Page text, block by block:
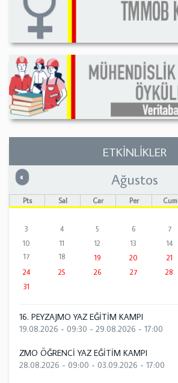
ETKİNLİKLER
« Önceki Ağustos
Pts Sal Çar Per Cum
3
4 5 6 7
10
11 12 13 14
17
18 19 20 21
24
25 26 27 28
31
16. PEYZAJMO YAZ EĞİTİM KAMPI
19.08.2026 - 09:30 - 29.08.2026 - 17:00
ZMO ÖĞRENCİ YAZ EĞİTİM KAMPI
28.08.2026 - 09:00 - 03.09.2026 - 17:00